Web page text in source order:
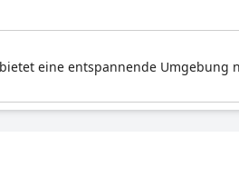
eine entspannende Umgebung